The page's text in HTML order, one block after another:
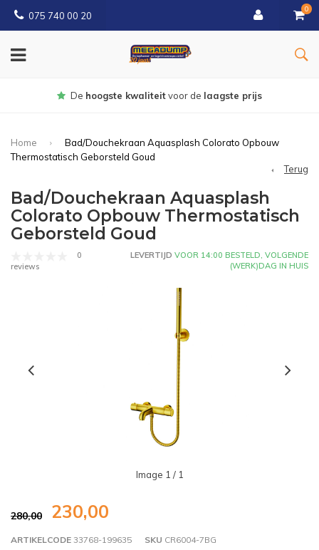
075 740 00 20
0
Gratisbezorgd vanaf € 150
Home
Bad/Douchekraan Aquasplash Colorato Opbouw
Thermostatisch Geborsteld Goud
Terug
Bad/Douchekraan Aquasplash
Colorato Opbouw Thermostatisch
Geborsteld Goud
0
reviews
LEVERTIJD VOOR 14:00 BESTELD, VOLGENDE
(WERK)DAG IN HUIS
Image 1 / 1
280,00 230,00
ARTIKELCODE 33768-199635 SKU CR6004-7BG